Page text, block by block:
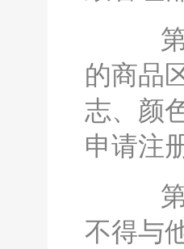
第
的商品
志、颜
申请注
第
不得与